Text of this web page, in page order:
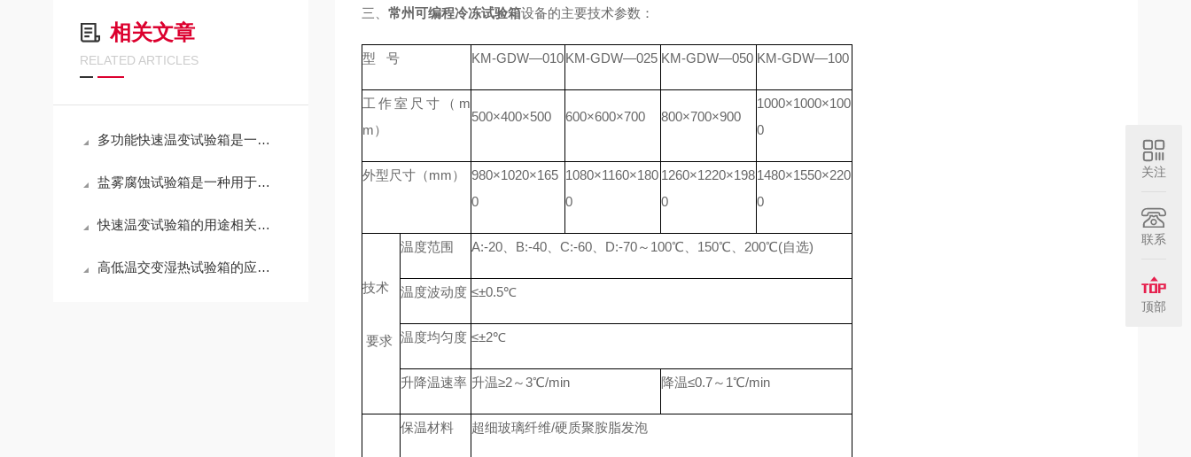
相关文章
RELATED ARTICLES
多功能快速温变试验箱是一种重要的测试设备
盐雾腐蚀试验箱是一种用于检测样品在盐雾环境中的腐蚀性能的设备
快速温变试验箱的用途相关知识讲解
高低温交变湿热试验箱的应用知识一起了解下
三、 常州可编程冷冻试验箱设备的主要技术参数：
型 号 KM-GDW—010KM-GDW—025 KM-GDW—050 KM-GDW—100
工作室尺寸（m
m）
500×400×500 600×600×700 800×700×900
1000×1000×100
0
外型尺寸（mm）
980×1020×165
0
1080×1160×180
0
1260×1220×198
0
1480×1550×220
0
技术
要求
温度范围 A:-20、B:-40、C:-60、D:-70～100℃、150℃、200℃(自选)
温度波动度 ≤±0.5℃
温度均匀度 ≤±2℃
升降温速率 升温≥2～3℃/min 降温≤0.7～1℃/min
保温材料 超细玻璃纤维/硬质聚胺脂发泡
关注
联系
顶部